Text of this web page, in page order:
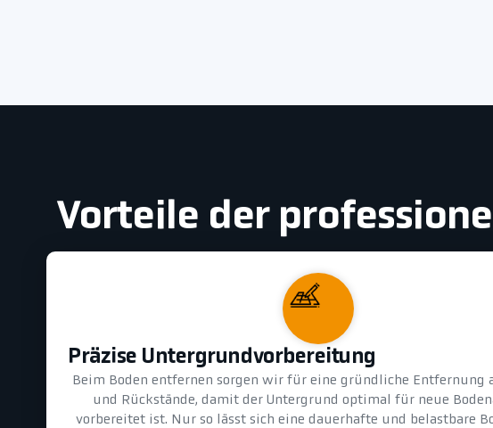
Vorteile der
Präzise Untergrundvorbereitung
Beim Boden entfernen sorgen wir für eine gründliche Entfernung
und Rückstände, damit der Untergrund optimal für neue
vorbereitet ist. Nur so lässt sich eine dauerhafte und belastbare